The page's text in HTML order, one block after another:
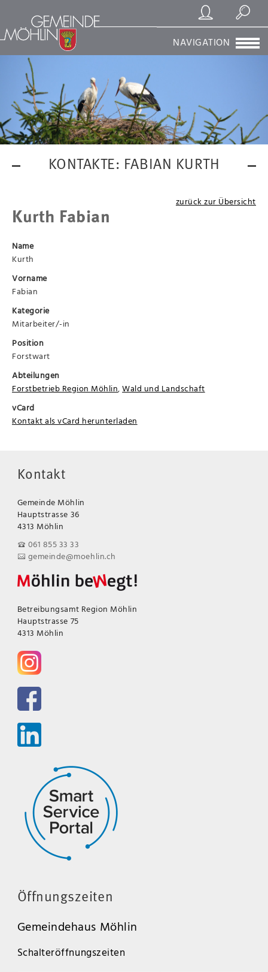
Registrierung/Login
Suchen
NAVIGATION
KONTAKTE: FABIAN KURTH
zurück zur Übersicht
Kurth Fabian
Name
Kurth
Vorname
Fabian
Kategorie
Mitarbeiter/-in
Position
Forstwart
Abteilungen
Forstbetrieb Region Möhlin,Wald und Landschaft
vCard
Kontakt als vCard herunterladen
Kontakt
Gemeinde Möhlin
Hauptstrasse 36
4313 Möhlin
061 855 33 33
gemeinde@moehlin.ch
Betreibungsamt Region Möhlin
Hauptstrasse 75
4313 Möhlin
Öffnungszeiten
Gemeindehaus Möhlin
Schalteröffnungszeiten